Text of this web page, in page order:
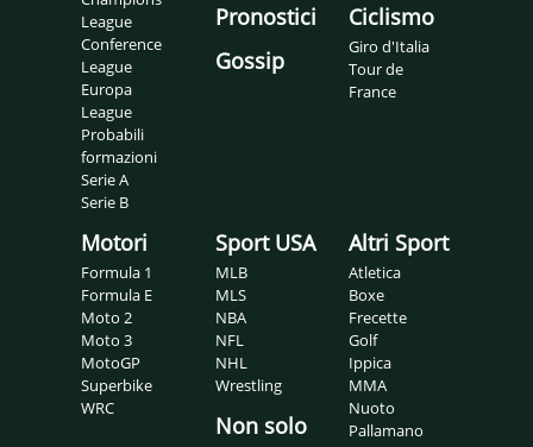
League
Conference
League
Europa
League
Probabili
formazioni
Serie A
Serie B
Pronostici
Gossip
Ciclismo
Giro d'Italia
Tour de
France
Motori
Formula 1
Formula E
Moto 2
Moto 3
MotoGP
Superbike
WRC
Sport USA
MLB
MLS
NBA
NFL
NHL
Wrestling
Non solo
Altri Sport
Atletica
Boxe
Frecette
Golf
Ippica
MMA
Nuoto
Pallamano